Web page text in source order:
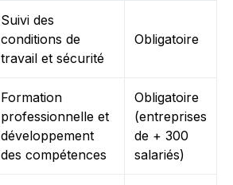
Suivi des
conditions de
travail et sécurité
Obligatoire
Formation
professionnelle et
développement
des compétences
Obligatoire
(entreprises
de + 300
salariés)